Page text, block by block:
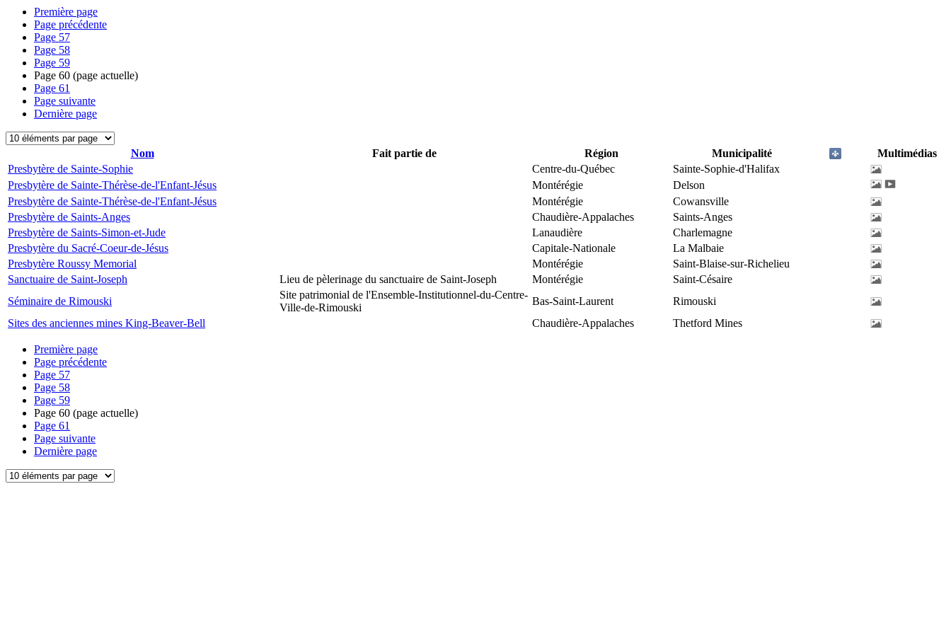
Première page
Page précédente
Page 57
Page 58
Page 59
Page 60 (page actuelle)
Page 61
Page suivante
Dernière page
Nom Fait partie de Région Municipalité
Multimédias
Presbytère de Sainte-Sophie
Centre-du-Québec
Sainte-Sophie-d'Halifax
Presbytère de Sainte-Thérèse-de-l'Enfant-Jésus
Montérégie
Delson
Presbytère de Sainte-Thérèse-de-l'Enfant-Jésus
Montérégie
Cowansville
Presbytère de Saints-Anges
Chaudière-Appalaches
Saints-Anges
Presbytère de Saints-Simon-et-Jude
Lanaudière
Charlemagne
Presbytère du Sacré-Coeur-de-Jésus
Capitale-Nationale
La Malbaie
Presbytère Roussy Memorial
Montérégie
Saint-Blaise-sur-Richelieu
Sanctuaire de Saint-Joseph
Lieu de pèlerinage du sanctuaire de Saint-Joseph Montérégie
Saint-Césaire
Séminaire de Rimouski
Site patrimonial de l'Ensemble-Institutionnel-du-Centre-
Ville-de-Rimouski
Bas-Saint-Laurent
Rimouski
Sites des anciennes mines King-Beaver-Bell
Chaudière-Appalaches Thetford Mines
Première page
Page précédente
Page 57
Page 58
Page 59
Page 60 (page actuelle)
Page 61
Page suivante
Dernière page